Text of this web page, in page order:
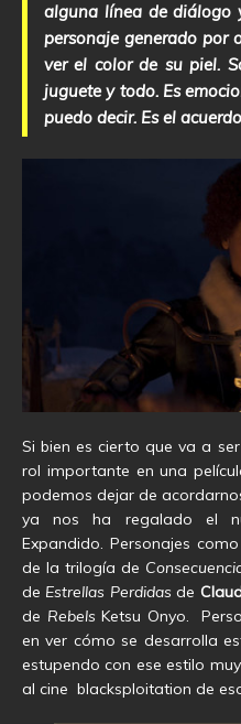
alguna línea de diálogo
personaje generado por
ver el color de su piel.
juguete y todo. Es
puedo decir. Es el
Si bien es cierto que va a
rol importante en una
podemos dejar de
ya nos ha regalado el
Expandido. Personajes
de la trilogía de
de Estrellas Perdidas de
de RebelsKetsu Onyo.
en ver cómo se desarrolla
estupendo con ese estilo
al cine blacksploitation de